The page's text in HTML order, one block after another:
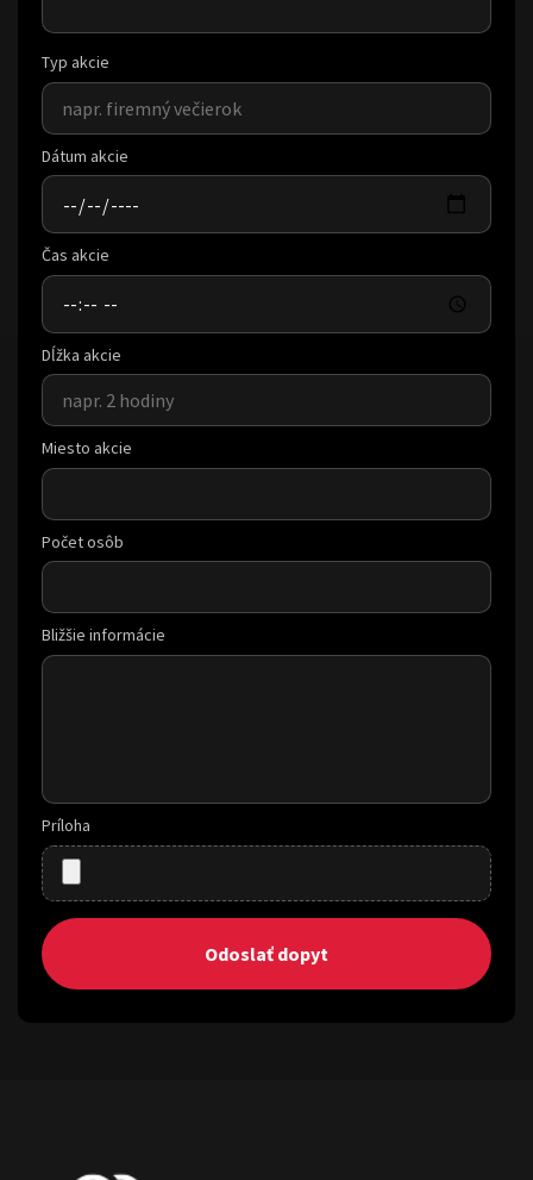
Typ akcie
Dátum akcie
Čas akcie
Dĺžka akcie
Miesto akcie
Počet osôb
Bližšie informácie
Príloha
Odoslať dopyt